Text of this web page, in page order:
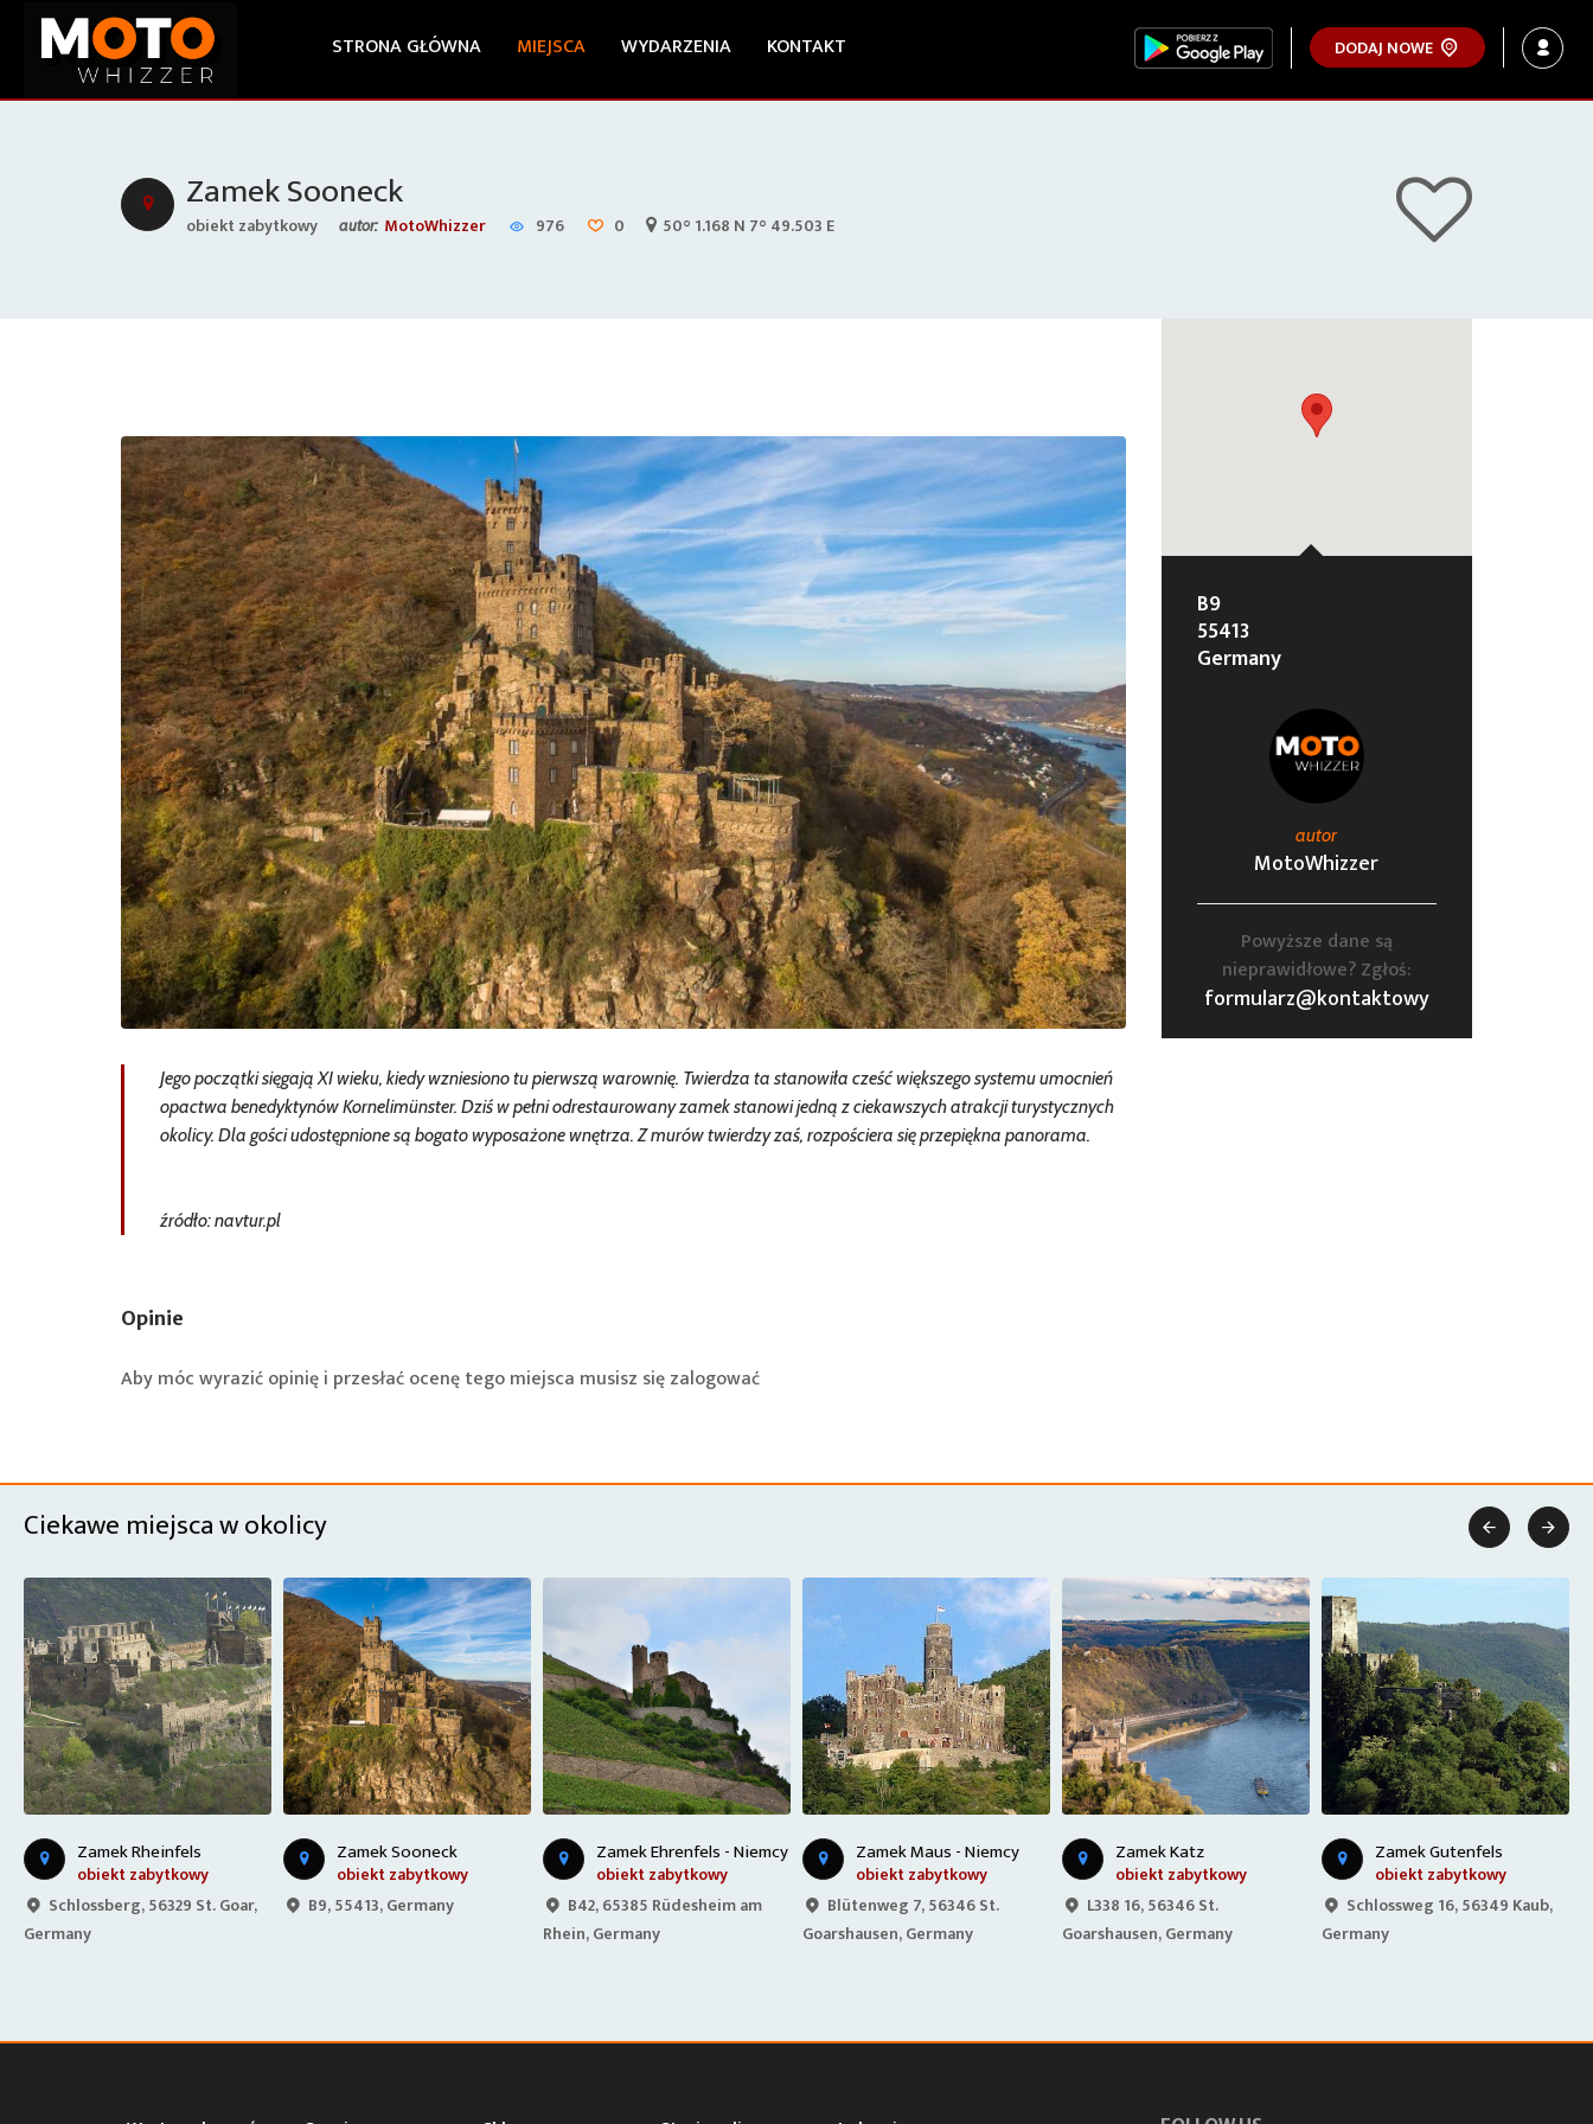
STRONA GŁÓWNA MIEJSCA WYDARZENIA KONTAKT DODAJ NOWE
Zamek Sooneck
obiekt zabytkowy autor: MotoWhizzer 976 0 50° 1.168 N 7° 49.503 E
Jego początki sięgają XI wieku, kiedy wzniesiono tu pierwszą warownię. Twierdza ta stanowiła cześć większego systemu umocnień
opactwa benedyktynów Kornelimünster. Dziś w pełni odrestaurowany zamek stanowi jedną z ciekawszych atrakcji turystycznych
okolicy. Dla gości udostępnione są bogato wyposażone wnętrza. Z murów twierdzy zaś, rozpościera się przepiękna panorama.
źródło: navtur.pl
Opinie
Aby móc wyrazić opinię i przesłać ocenę tego miejsca musisz sięzalogować
B9
55413
Germany
autor
MotoWhizzer
Powyższe dane są
nieprawidłowe? Zgłoś:
formularz@kontaktowy
Ciekawe miejsca w okolicy
Zamek Rheinfels
obiekt zabytkowy
Schlossberg, 56329 St. Goar,
Germany
Zamek Sooneck
obiekt zabytkowy
B9, 55413, Germany
Zamek Ehrenfels - Niemcy
obiekt zabytkowy
B42, 65385 Rüdesheim am
Rhein, Germany
Zamek Maus - Niemcy
obiekt zabytkowy
Blütenweg 7, 56346 St.
Goarshausen, Germany
Zamek Katz
obiekt zabytkowy
L338 16, 56346 St.
Goarshausen, Germany
Zamek Gutenfels
obiekt zabytkowy
Schlossweg 16, 56349 Kaub,
Germany
 